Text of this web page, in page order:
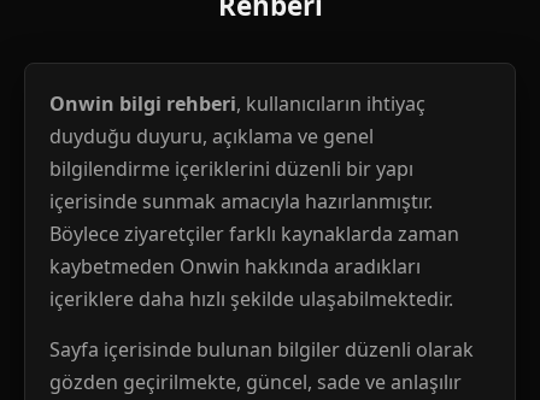
Onwin bilgi rehberi, kullanıcıların ihtiyaç
duyduğu duyuru, açıklama ve genel
bilgilendirme içeriklerini düzenli bir yapı
içerisinde sunmak amacıyla hazırlanmıştır.
Böylece ziyaretçiler farklı kaynaklarda zaman
kaybetmeden Onwin hakkında aradıkları
içeriklere daha hızlı şekilde ulaşabilmektedir.
Sayfa içerisinde bulunan bilgiler düzenli olarak
gözden geçirilmekte, güncel, sade ve anlaşılır